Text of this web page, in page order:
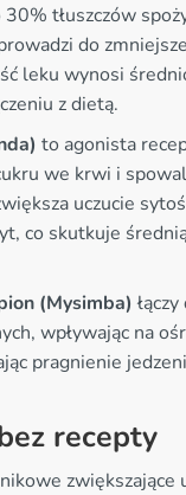
tłuszczów
do
leku wynosi
z dietą.
to agonista
we krwi i
uczucie
co skutkuje
(Mysimba)
wpływając na
pragnienie
recepty
zwiększające